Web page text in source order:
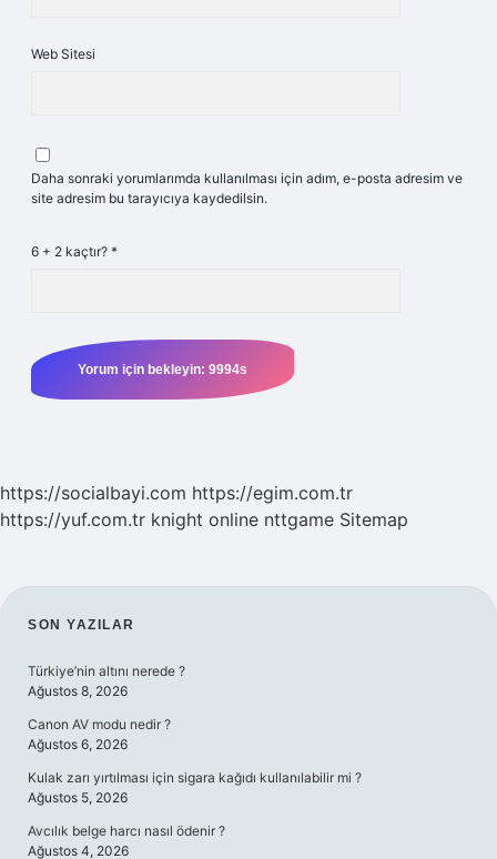
Web Sitesi
Daha sonraki yorumlarımda kullanılması için adım, e-posta adresim ve
site adresim bu tarayıcıya kaydedilsin.
6 + 2 kaçtır? *
https://socialbayi.com https://egim.com.tr
https://yuf.com.tr knight online nttgame Sitemap
SIDEBAR
SON YAZILAR
Türkiye’nin altını nerede ?
Ağustos 8, 2026
Canon AV modu nedir ?
Ağustos 6, 2026
Kulak zarı yırtılması için sigara kağıdı kullanılabilir mi ?
Ağustos 5, 2026
Avcılık belge harcı nasıl ödenir ?
Ağustos 4, 2026